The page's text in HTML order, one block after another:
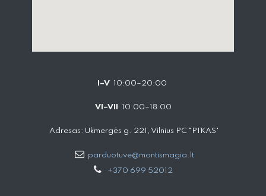
I–V 10:00–20:00
VI–VII 10:00–18:00
Adresas: Ukmergės g. 221, Vilnius PC "PIKAS"
parduotuve@montismagia.lt
+370 699 52012